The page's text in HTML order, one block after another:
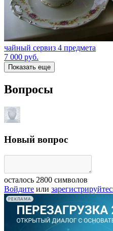
чайный сервиз 4 предмета
7 000 руб.
Показать еще
Вопросы
Новый вопрос
осталось 2800 символов
Войдите или
РЕКЛАМА